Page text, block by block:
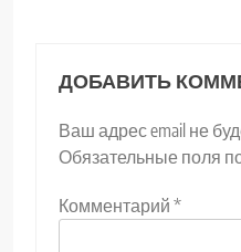
ДОБАВИТЬ
Ваш адрес email не
Обязательные поля
Комментарий *